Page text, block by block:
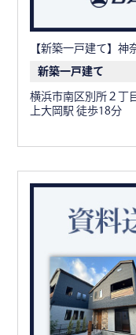
【新築一戸建て】神
新築一戸建て
横浜市南区別所２丁
上大岡駅 徒歩18分